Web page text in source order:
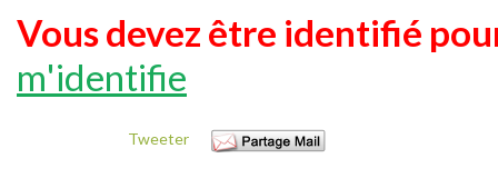
Vous devez être identifié
m'identifie
Tweeter